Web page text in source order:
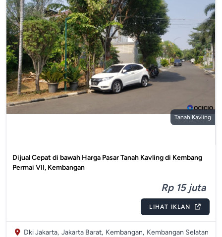
Tanah Kavling
Dijual Cepat di bawah Harga Pasar Tanah Kavling di Kembang
Permai VII, Kembangan
Rp 15 juta
LIHAT IKLAN
Dki Jakarta, Jakarta Barat, Kembangan, Kembangan Selatan